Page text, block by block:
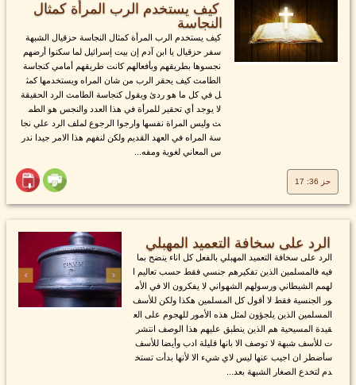
كيف يستخدم الرب المرأة كمثال
النجاسة
كيف يستخدم الرب المرأة كمثال النجاسة حزقيال الشبهة
سفر حزقيال يا ابن آدم إن بيت إسرائيل لما سكنوا أرضهم
نجسوها بطريقهم وبأفعالهم كانت طريقهم أمامي كنجاسة
الطامث كيف يحقر الرب من شان المراه ويستخدمها كمث
ل في كل ما هو ردئ ويقول كنجاسة الطامث الرد الحقيقة
لا يوجد أي تحقير للمرأة في هذا العدد والنجس هو الطم
ث وليس المراة نفسها وارجوا الرجوع لملف الرد علي نجا
سة المراه في العهد القديم ولكن لنفهم هذا الامر جيدا ندر
س المعاني لغوية ومفه...
حز 36: 17
الرد على سخافة التعميد المهبلي
الرد على سخافة التعميد المهبلي بالفعل كل اناء ينضح بما
فيه فالمسلمين الذين تفكيرهم جنسي فقط حسب تعاليم ا
لهمم الشيطاني ورسولهم الشهواني لا يفكرون الا في الأم
ور الجنسية فقط لا أقول كل المسلمين هكذا ولكن للأسف
المسلمين الذين يلجؤون لمثل هذه الأمور للهجوم على الع
قيدة المسيحية هم الذين ينطبق عليهم هذا الوصف انتشر
ت للأسف شبهة لا توصف الا بانها قليلة ادب وأيضا للأسف
سأضطر ان اجيب عنها ليس لاي شيء الا لأنها بدأت تستخ
دم لتخدع الصغار الشبهة بعد...